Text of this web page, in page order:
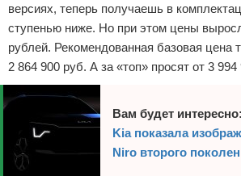
версиях, теперь получаешь в
ступенью ниже. Но при этом цены
рублей. Рекомендованная базовая цена
2 864 900 руб. А за «топ» просят от 3 994
Вам будет интересно:
Kia показала
Niro второго